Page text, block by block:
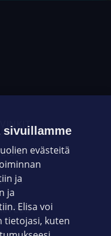
VINKIT
sivuillamme
evästeitä
ja
ja
Elisa voi
tietojasi, kuten